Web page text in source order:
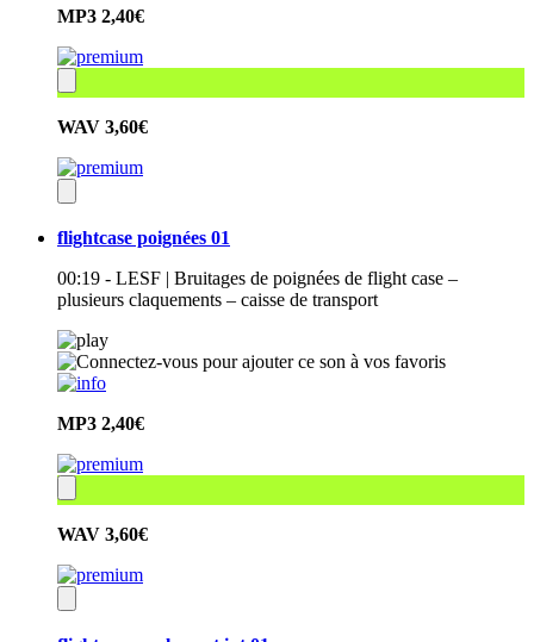
MP3 2,40€
WAV 3,60€
flightcase poignées 01
00:19 - LESF | Bruitages de poignées de flight case –
plusieurs claquements – caisse de transport
MP3 2,40€
WAV 3,60€